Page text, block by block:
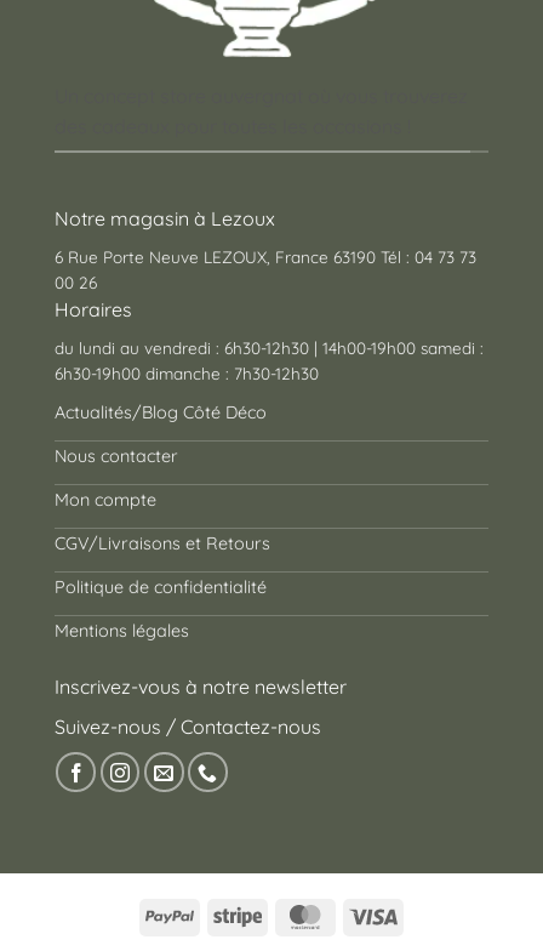
Notre magasin à Lezoux
6 Rue Porte Neuve LEZOUX, France 63190 Tél : 04 73 73
00 26
Horaires
du lundi au vendredi : 6h30-12h30 | 14h00-19h00 samedi :
6h30-19h00 dimanche : 7h30-12h30
Actualités/Blog Côté Déco
Nous contacter
Mon compte
CGV/Livraisons et Retours
Politique de confidentialité
Mentions légales
Inscrivez-vous à notre newsletter
Suivez-nous / Contactez-nous
PayPal Stripe MasterCard
Visa